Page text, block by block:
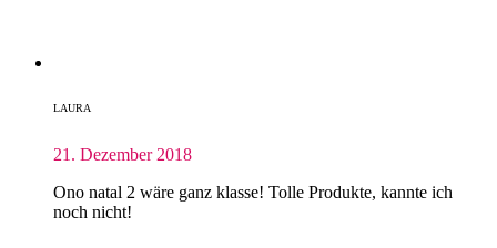
LAURA
21. Dezember 2018
Ono natal 2 wäre ganz klasse! Tolle Produkte, kannte ich
noch nicht!